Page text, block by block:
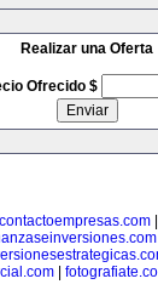
Realizar una Oferta
Ofrecido $
contactoempresas.com